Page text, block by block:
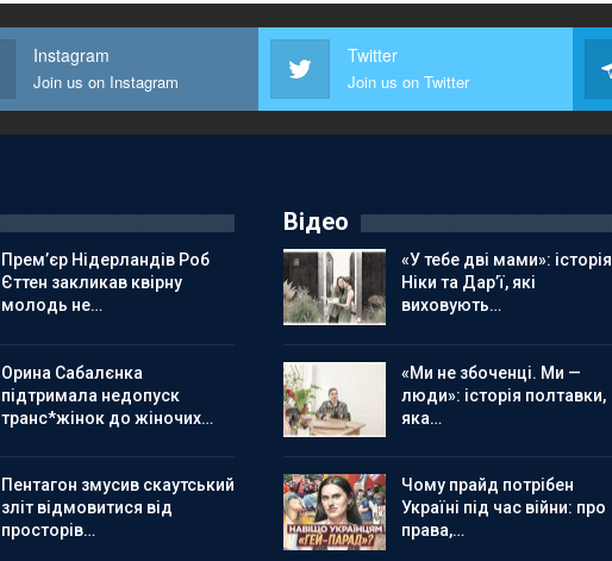
Instagram
Join us on Instagram
Twitter
Join us on Twitter
Прем’єр Нідерландів Роб
Єттен закликав квірну
молодь не…
Орина Сабалєнка
підтримала недопуск
транс*жінок до жіночих…
Пентагон змусив скаутський
зліт відмовитися від
просторів…
Відео
«У тебе дві мами»: історія
Ніки та Дар’ї, які
виховують…
«Ми не збоченці. Ми —
люди»: історія полтавки,
яка…
Чому прайд потрібен
Україні під час війни: про
права,…